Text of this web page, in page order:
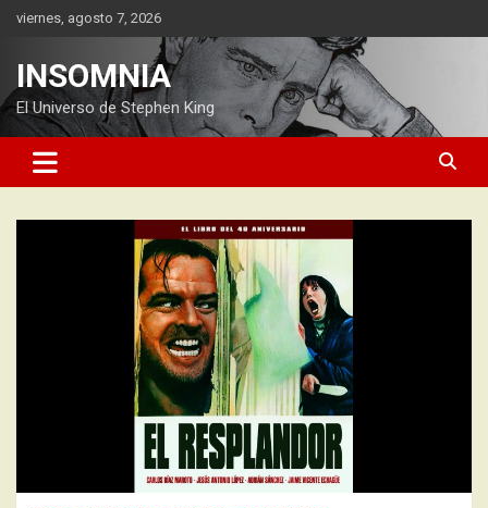
Saltarviernes, agosto 7, 2026
INSOMNIA
El Universo de Stephen King